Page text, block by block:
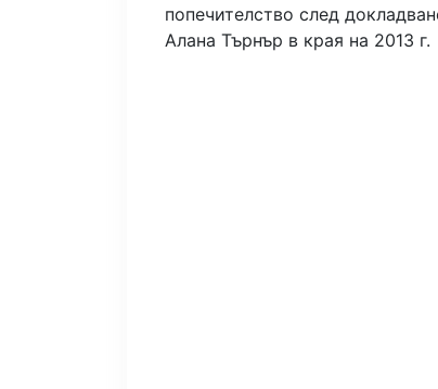
попечителство след
Алана Търнър в края на 2013 г.